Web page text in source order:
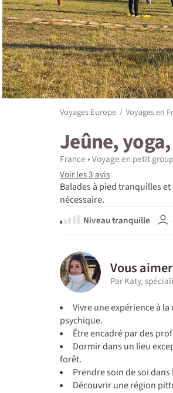
Voyages Europe Voyages en
Jeûne,
France Voyage en petit
Voir les 3 avis
Balades à pied tranquilles
nécessaire.
Niveau tranquille
Vous
Par Katy,
Vivre une expérience à
psychique.
Être encadré par des
Dormir dans un lieu
forêt.
Prendre soin de soi
Découvrir une région